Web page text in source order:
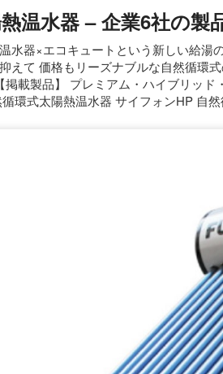
温水器 – 企業6社の
水器×エコキュートという新しい給湯
えて 価格もリーズナブルな自然循環
掲載製品】 プレミアム・ハイブリッ
循環式太陽熱温水器 サイフォンHP 自